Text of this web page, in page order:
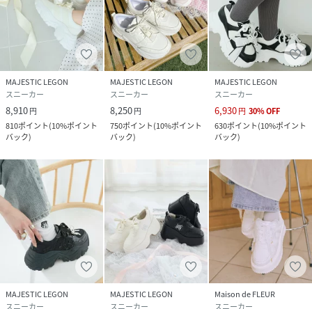
※素材の特性により若干差異が生じる事がございます。
※重量は片足の重さとなっております。
1662117302 ダブルリボン厚底スニーカーと品番違いの同
商品となります。
■スタイリング
ワンピースやスカートと合わせて甘めスタイルのアクセント
として取り入れるのがおすすめ。
デニムやカジュアルコーデに合わせれば、足元を主役にした
デイリーからお出かけ、イベントシーンまで幅広く活躍する
一足です。
■商品のお気に入り登録 再入荷通知やのこりわずか、お得な
プライスダウンの情報も受け取ることができます。
ぜひご登録ください◎
※サンプルでの撮影の為、製品と仕様が異なる場合がござい
ます。
MAJESTIC LEGON
スニーカー
8,910円
810ポイント(10%ポイント
バック)
MAJESTIC LEGON
スニーカー
8,250円
750ポイント(10%ポイント
バック)
MAJESTIC LEGON
スニーカー
6,930円 30%OFF
630ポイント(10%ポイント
バック)
MAJESTIC LEGON
スニーカー
MAJESTIC LEGON
スニーカー
Maison de FLEUR
スニーカー